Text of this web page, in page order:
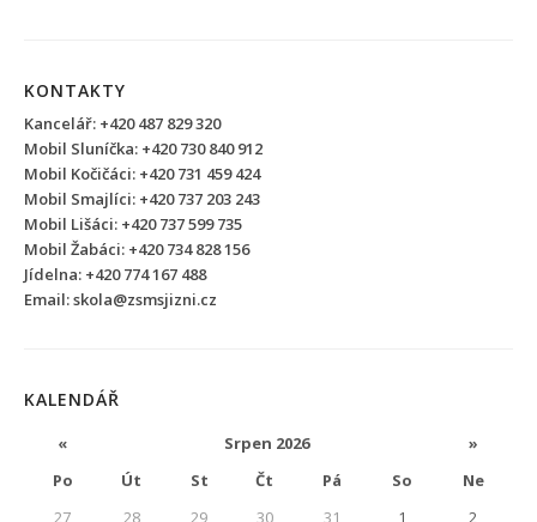
KONTAKTY
Kancelář: +420 487 829 320
Mobil Sluníčka: +420 730 840 912
Mobil Kočičáci: +420 731 459 424
Mobil Smajlíci: +420 737 203 243
Mobil Lišáci: +420 737 599 735
Mobil Žabáci: +420 734 828 156
Jídelna: +420 774 167 488
Email: skola@zsmsjizni.cz
KALENDÁŘ
« Srpen 2026
»
Po
Út St Čt Pá So
Ne
27
28 29 30 31 1
2